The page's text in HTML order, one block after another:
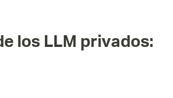
los LLM privados: